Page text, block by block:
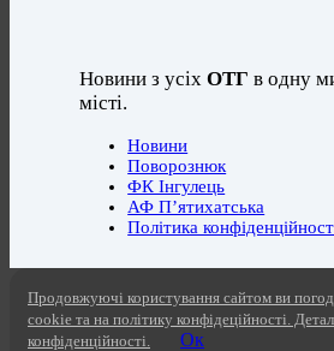
Новини з усіхОТГ в одну
місті.
Новини
Поворознюк
ФК Інгулець
АФ П’ятихатська
Політика
Продовжуючі користування сайтом ви
cookie та на політику конфідеційності.
конфіденційності.
Ок